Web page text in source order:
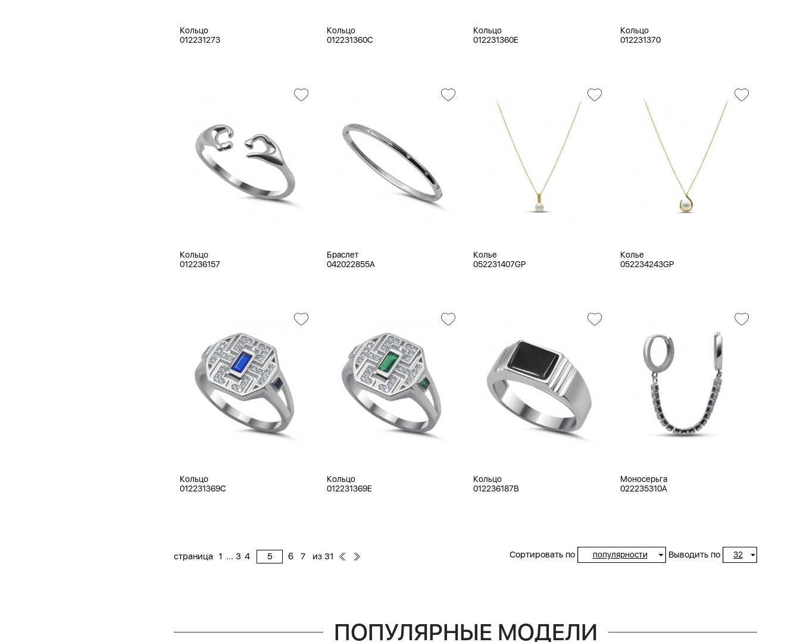
Кольцо
012231273
Кольцо
012231360C
Кольцо
012231360E
Кольцо
012231370
Кольцо
012236157
Браслет
042022855A
Колье
052231407GP
Колье
052234243GP
Кольцо
012231369C
Кольцо
012231369E
Кольцо
012236187B
Моносерьга
022235310A
Сортировать по популярности Выводить по 32
страница 1 ... 3 4 6 7 из 31
ПОПУЛЯРНЫЕ МОДЕЛИ